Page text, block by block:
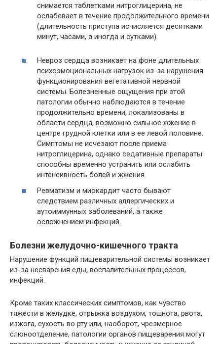
снимается таблетками нитроглицерина, не
ослабевает в течение продолжительного времени
(длительность приступа исчисляется десятками
минут, часами, а иногда и сутками).
Невроз сердца возникает на фоне длительных
психоэмоциональных нагрузок из-за нарушения
функционирования вегетативной нервной
системы. Болезненные ощущения при этой
патологии обычно наблюдаются в течение
продолжительно времени, локализованы в
области сердца, возможно сильное жжение в
центре грудной клетки или в ее левой половине.
Симптомы не исчезают после приема
нитроглицерина, однако седативные препараты
способны временно устранить или ослабить
интенсивность болей и жжения.
Ревматизм и миокардит часто бывают
следствием различных аллергических и
аутоиммунных заболеваний, а также
осложнением инфекций.
Болезни желудочно-кишечного тракта
Нарушение функций пищеварительной системы возникает
из-за несварения еды, воспалительных процессов,
инфекций.
Кроме таких классических симптомов, как чувство
тяжести в желудке, отрыжка воздухом, тошнота, рвота,
изжога, сухость во рту или, наоборот, чрезмерное
слюноотделение, патологии органов пищеварения могут